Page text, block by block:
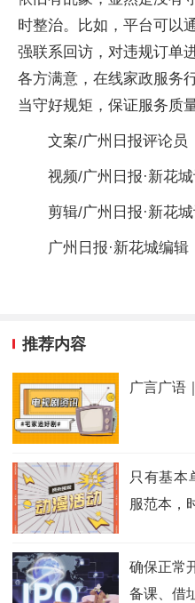
时整治。比如，平台可以
强联系回访，对违规订单
各方满意，在线家政服务
当守好规矩，保证服务质
文案/广州日报评论
视频/广州日报·新花
剪辑/广州日报·新花
广州日报·新花城编
推荐内容
广言广语
只有基本
服范本，
确保正常
备课、借